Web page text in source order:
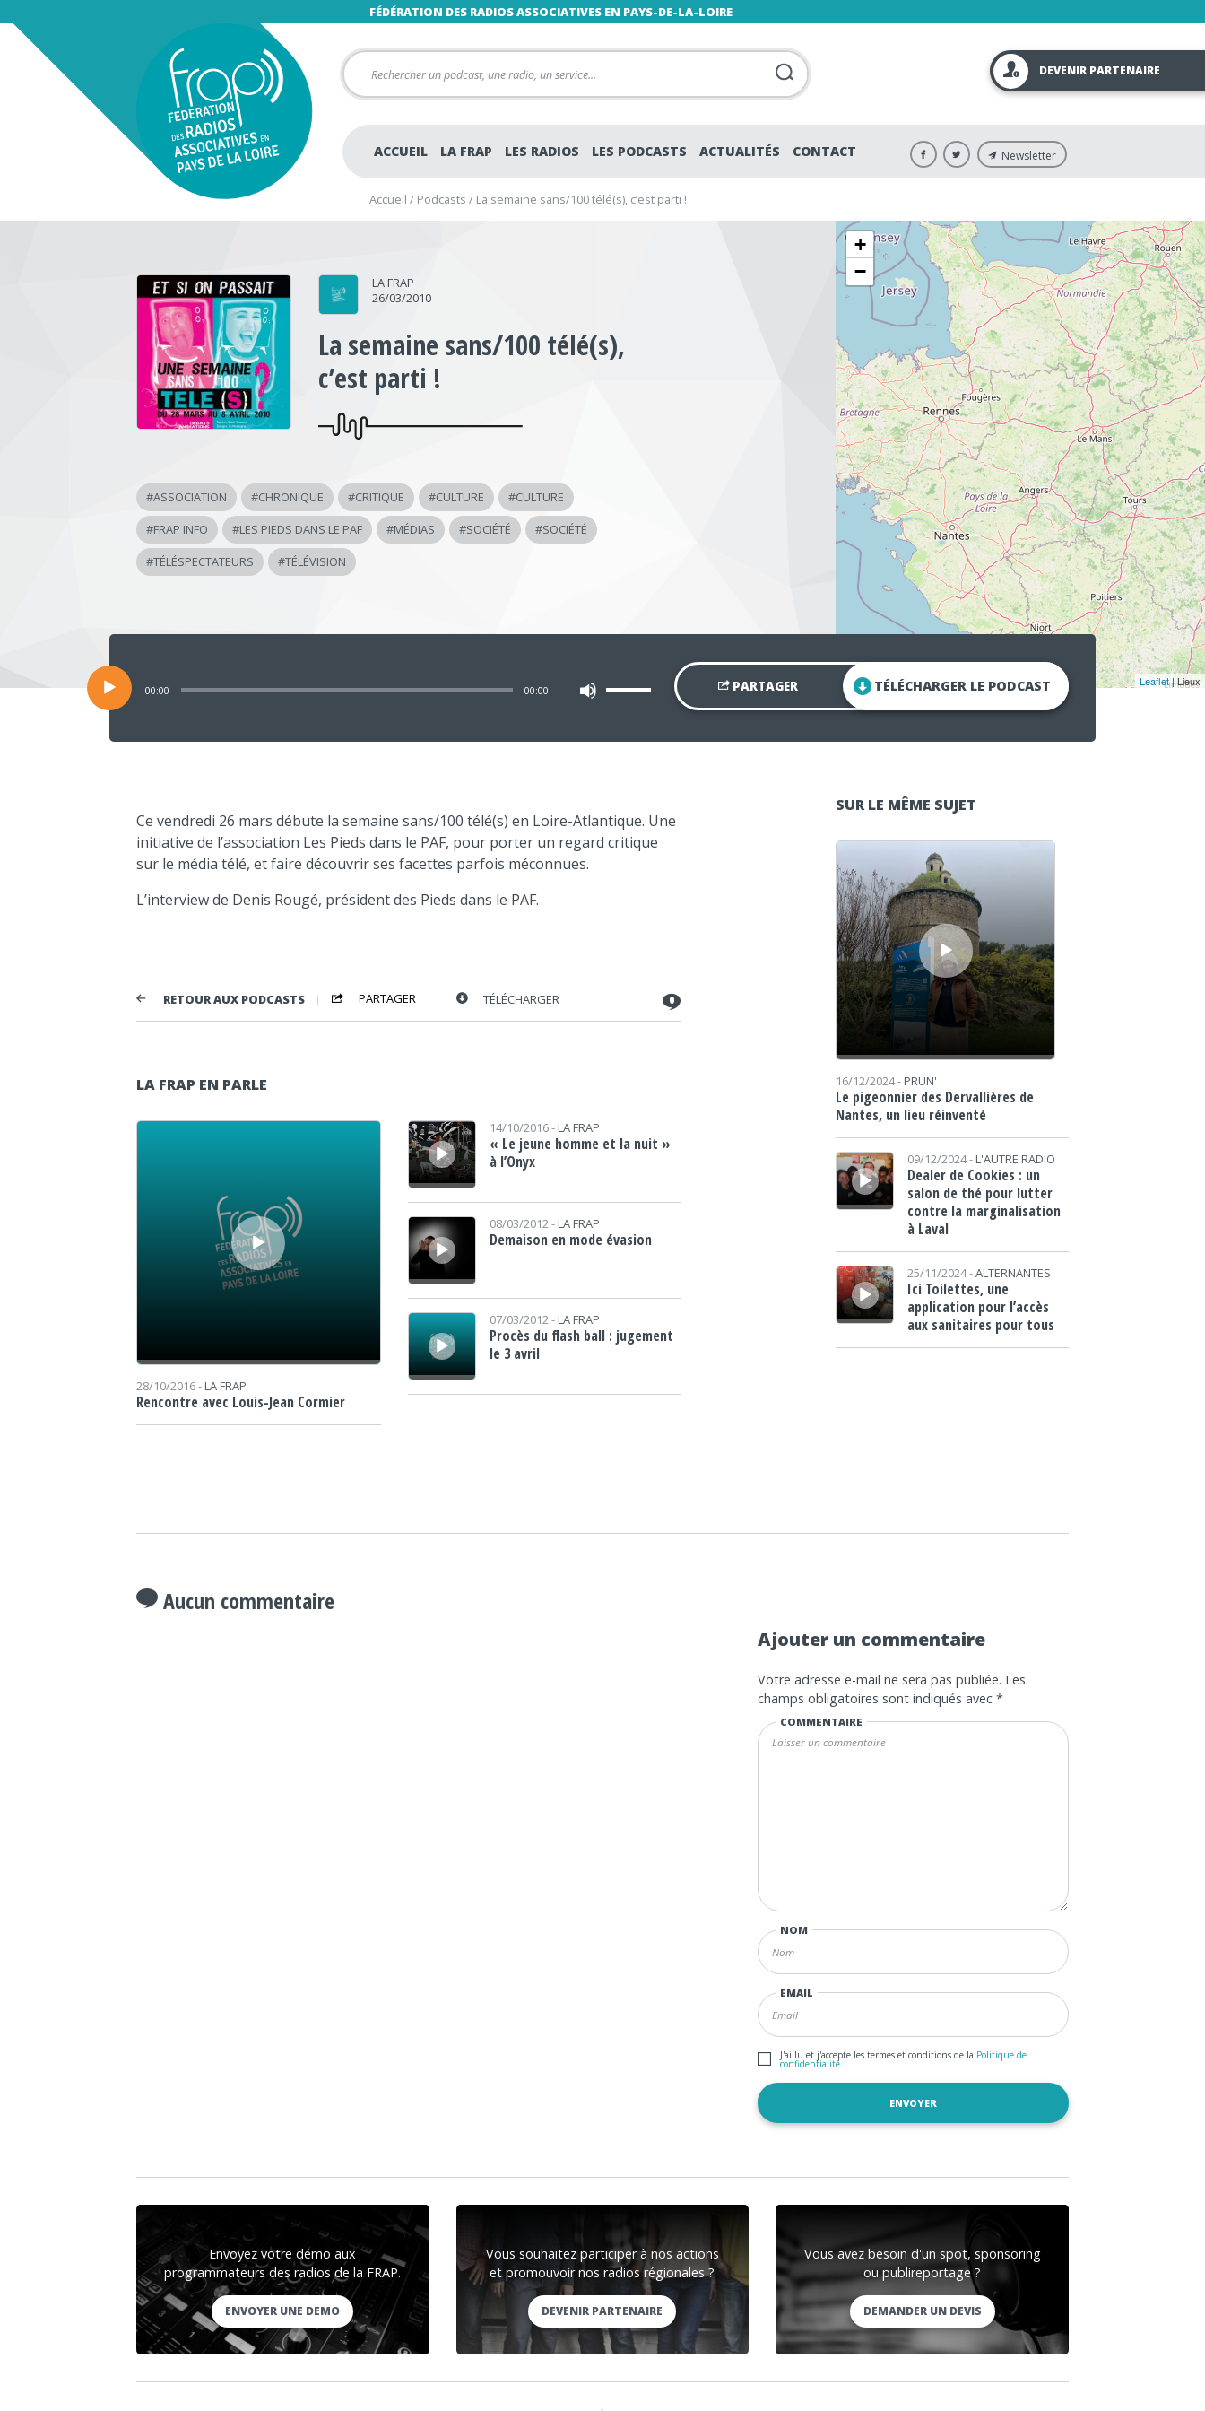
FÉDÉRATION DES RADIOS ASSOCIATIVES EN PAYS-DE-LA-LOIRE
DEVENIR PARTENAIRE
ACCUEIL LA FRAP LES RADIOS LES PODCASTS ACTUALITÉS CONTACT Newsletter
Accueil / Podcasts / La semaine sans/100 télé(s), c’est parti !
LA FRAP
26/03/2010
La semaine sans/100 télé(s),
c’est parti !
#ASSOCIATION #CHRONIQUE #CRITIQUE #CULTURE #CULTURE
#FRAP INFO #LES PIEDS DANS LE PAF #MÉDIAS #SOCIÉTÉ #SOCIÉTÉ
#TÉLÉSPECTATEURS #TÉLÉVISION
+
−
Leaflet| Lieux
Lecteur
00:00 00:00 les
pour
PARTAGER TÉLÉCHARGER LE PODCAST
Ce vendredi 26 mars débute la semaine sans/100 télé(s) en Loire-Atlantique. Une
initiative de l’association Les Pieds dans le PAF, pour porter un regard critique
sur le média télé, et faire découvrir ses facettes parfois méconnues.
L’interview de Denis Rougé, président des Pieds dans le PAF.
RETOUR AUX PODCASTS PARTAGER TÉLÉCHARGER 0
LA FRAP EN PARLE
Lecteur audio
28/10/2016 - LA FRAP
Rencontre avec Louis-Jean Cormier
Lecteur audio 14/10/2016 - LA FRAP
« Le jeune homme et la nuit »
à l’Onyx
Lecteur audio 08/03/2012 - LA FRAP
Demaison en mode évasion
Lecteur audio 07/03/2012 - LA FRAP
Procès du flash ball : jugement
le 3 avril
SUR LE MÊME SUJET
Lecteur audio
16/12/2024 - PRUN'
Le pigeonnier des Dervallières de
Nantes, un lieu réinventé
Lecteur audio
09/12/2024 - L'AUTRE RADIO
Dealer de Cookies : un
salon de thé pour lutter
contre la marginalisation
à Laval
Lecteur audio
25/11/2024 -ALTERNANTES
Ici Toilettes, une
application pour l’accès
aux sanitaires pour tous
Aucun commentaire
Ajouter un commentaire
Votre adresse e-mail ne sera pas publiée. Les
champs obligatoires sont indiqués avec*
COMMENTAIRE
NOM
EMAIL
J'ai lu et j'accepte les termes et conditions de la Politique de
confidentialité
Envoyez votre démo aux
programmateurs des radios de la FRAP.
ENVOYER UNE DEMO
Vous souhaitez participer à nos actions
et promouvoir nos radios régionales ?
DEVENIR PARTENAIRE
Vous avez besoin d'un spot, sponsoring
ou publireportage ?
DEMANDER UN DEVIS